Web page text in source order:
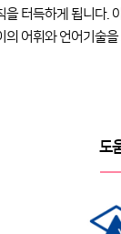
터득하게 됩니다.
어휘와 언어기술
도